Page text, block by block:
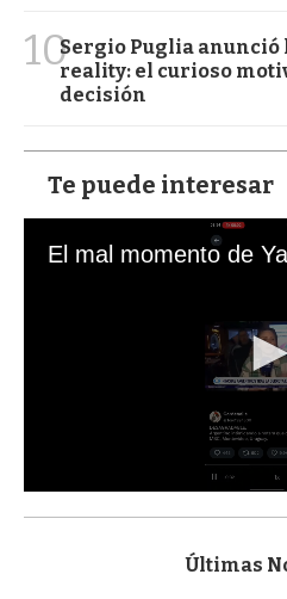
10Sergio Puglia anunció
reality: el curioso
decisión
Te puede interesar
s
Últimas